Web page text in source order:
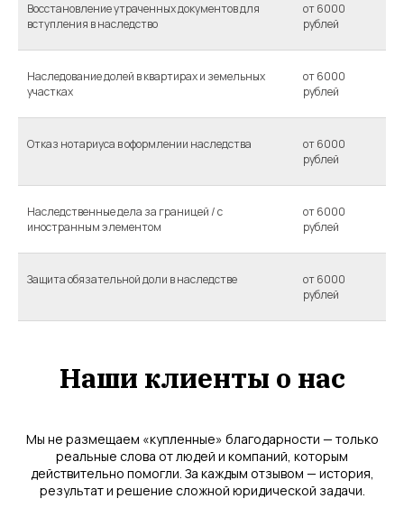
Восстановление утраченных документов для
вступления в наследство
от 6000
рублей
Наследование долей в квартирах и земельных
участках
от 6000
рублей
Отказ нотариуса в оформлении наследства
от 6000
рублей
Наследственные дела за границей / с
иностранным элементом
от 6000
рублей
Защита обязательной доли в наследстве
от 6000
рублей
Наши клиенты о нас
Мы не размещаем «купленные» благодарности — только
реальные слова от людей и компаний, которым
действительно помогли. За каждым отзывом — история,
результат и решение сложной юридической задачи.